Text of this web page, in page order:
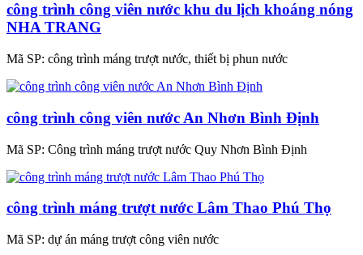
công trình công viên nước khu du lịch khoáng nóng
NHA TRANG
Mã SP: công trình máng trượt nước, thiết bị phun nước
công trình công viên nước An Nhơn Bình Định
Mã SP: Công trình máng trượt nước Quy Nhơn Bình Định
công trình máng trượt nước Lâm Thao Phú Thọ
Mã SP: dự án máng trượt công viên nước